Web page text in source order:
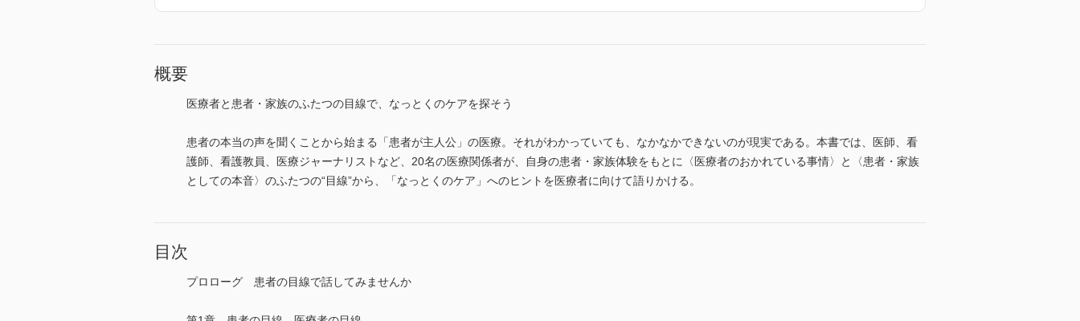
概要
医療者と患者・家族のふたつの目線で、なっとくのケアを探そう
患者の本当の声を聞くことから始まる「患者が主人公」の医療。それがわかっていても、なかなかできないのが現実である。本書では、医師、看
護師、看護教員、医療ジャーナリストなど、20名の医療関係者が、自身の患者・家族体験をもとに〈医療者のおかれている事情〉と〈患者・家族
としての本音〉のふたつの“目線”から、「なっとくのケア」へのヒントを医療者に向けて語りかける。
目次
プロローグ 患者の目線で話してみませんか